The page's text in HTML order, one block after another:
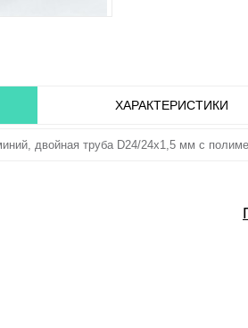
ХАРАКТЕРИСТИКИ
двойная труба D24/24х1,5 мм с